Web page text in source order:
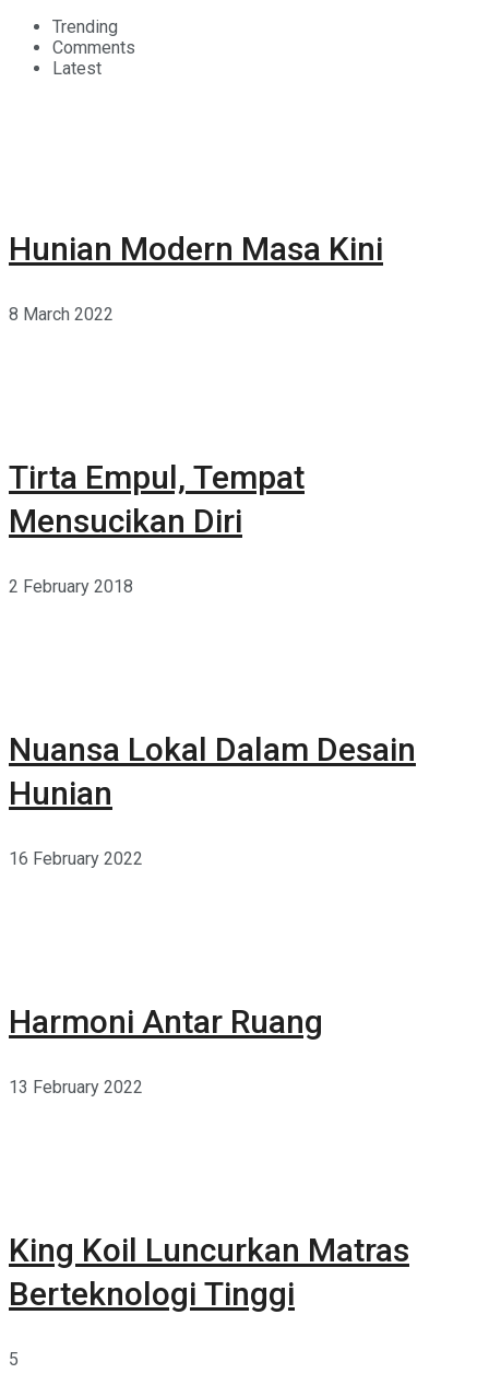
Trending
Comments
Latest
Hunian Modern Masa Kini
8 March 2022
Tirta Empul, Tempat
Mensucikan Diri
2 February 2018
Nuansa Lokal Dalam Desain
Hunian
16 February 2022
Harmoni Antar Ruang
13 February 2022
King Koil Luncurkan Matras
Berteknologi Tinggi
5